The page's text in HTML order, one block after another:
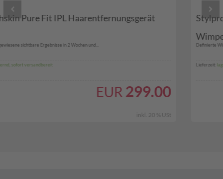
Stylpro Hot Lash Eyelash Curler Beheizte
Definierte Wimpern: Im Gegensatz zu anderen Wimpernformern,...
Lieferzeit:
inkl. 20 % USt